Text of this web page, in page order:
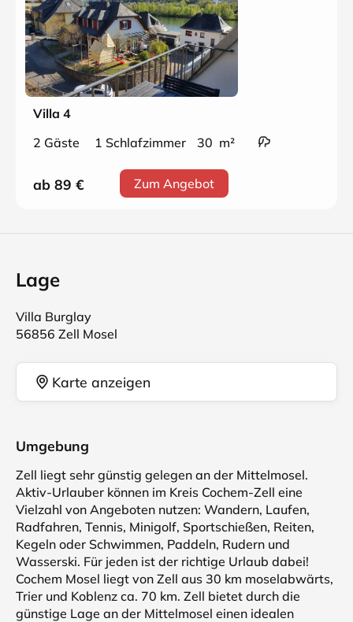
Villa 4
2 Gäste
1 Schlafzimmer 30 m²
ab 89 € Zum Angebot
Lage
Villa Burglay
56856 Zell Mosel
Karte anzeigen
Umgebung
Zell liegt sehr günstig gelegen an der Mittelmosel.
Aktiv-Urlauber können im Kreis Cochem-Zell eine
Vielzahl von Angeboten nutzen: Wandern, Laufen,
Radfahren, Tennis, Minigolf, Sportschießen, Reiten,
Kegeln oder Schwimmen, Paddeln, Rudern und
Wasserski. Für jeden ist der richtige Urlaub dabei!
Cochem Mosel liegt von Zell aus 30 km moselabwärts,
Trier und Koblenz ca. 70 km. Zell bietet durch die
günstige Lage an der Mittelmosel einen idealen